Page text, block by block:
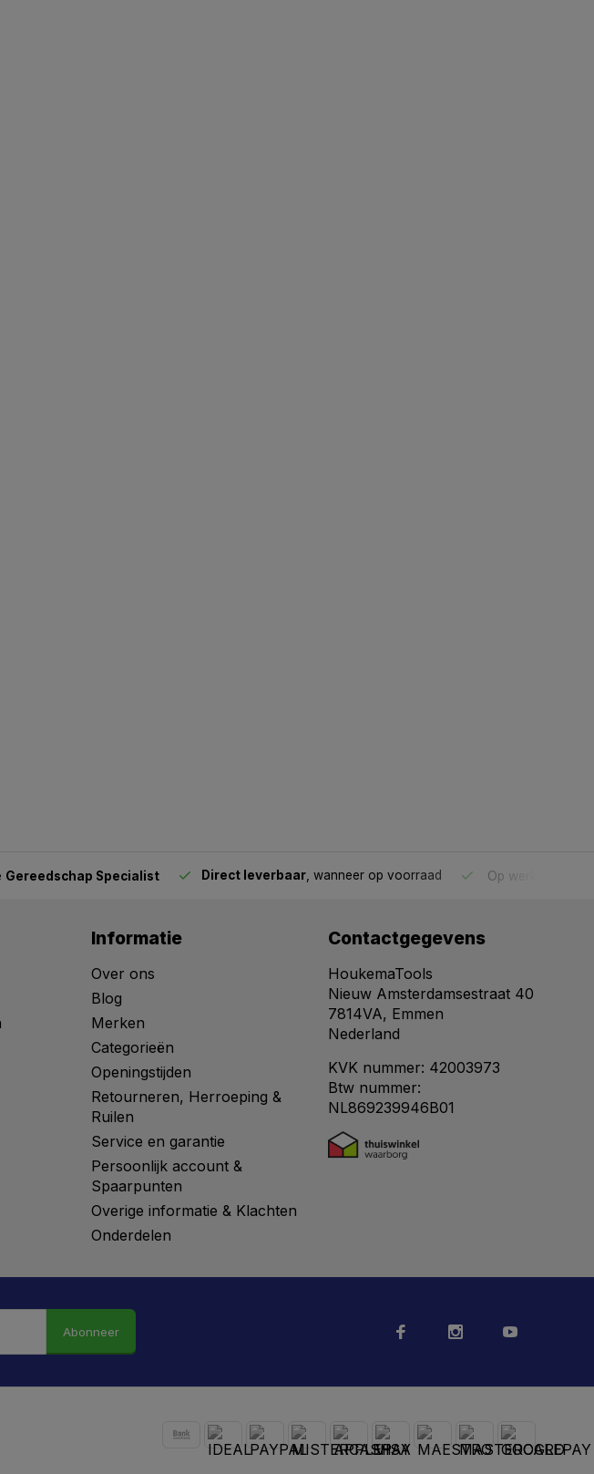
Gereedschap Specialist Direct leverbaar , wanneer op voorraad Op werkdagen
Informatie
Over ons
Blog
Merken
Categorieën
Openingstijden
Retourneren, Herroeping &
Ruilen
Service en garantie
Persoonlijk account &
Spaarpunten
Overige informatie & Klachten
Onderdelen
Contactgegevens
HoukemaTools
Nieuw Amsterdamsestraat 40
7814VA, Emmen
Nederland
KVK nummer: 42003973
Btw nummer:
NL869239946B01
Abonneer